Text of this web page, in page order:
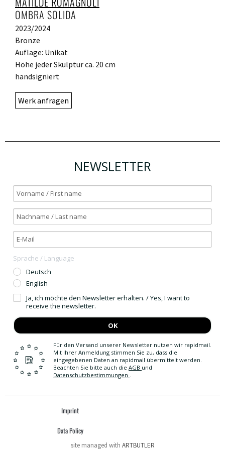
OMBRA SOLIDA
2023/2024
Bronze
Auflage: Unikat
Höhe jeder Skulptur ca. 20 cm
handsigniert
Werk anfragen
NEWSLETTER
Sprache / Language
Deutsch
English
Ja, ich möchte den Newsletter erhalten. / Yes, I want to
receive the newsletter.
OK
Für den Versand unserer Newsletter nutzen wir rapidmail.
Mit Ihrer Anmeldung stimmen Sie zu, dass die
eingegebenen Daten an rapidmail übermittelt werden.
Beachten Sie bitte auch die AGB und
Datenschutzbestimmungen .
Imprint
Data Policy
site managed with ARTBUTLER